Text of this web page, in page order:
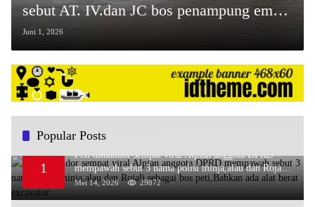
sebut AT. IV.dan JC bos penampung emas
terbesar di sandai
Juni 1, 2026
Popular Posts
1
Peti dimandor sempat viral Alpian anggota DPRD
mempawah sebut 3 nama polisi minja,alau dan Rojali
sebagai bos peti,Bahkan ada alat berat excavator
Mei 14, 2026 29872